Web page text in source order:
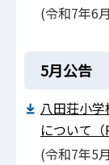
(令和7年6
5月公告
八田荘小
について（
(令和7年5